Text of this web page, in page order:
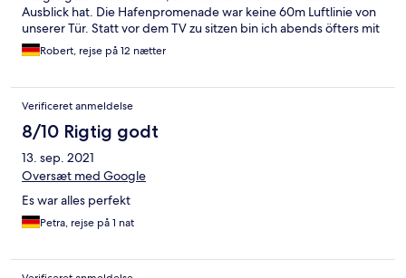
Ausblick hat. Die Hafenpromenade war keine 60m Luftlinie von
unserer Tür. Statt vor dem TV zu sitzen bin ich abends öfters mit
einem Glas Wein runter zum Wasser, hab auf eine Bank gesetzt
und den Ausblick aufs Meer genossen. Auch der Hotelpool war
vermisst haben war eine Waschmaschine und einen
Staubsauger. Die nächste Münzwäscherei, die wir gefunden
haben, war ca. 20 -25min zu Fuß weg. Das war etwas
umständlich und zeitaufwendig mit dem Hin- und
Herschleppen der Wäsche. Da wir knapp zwei Wochen da
waren wäre auch ein Staubsauger hilfreich gewesen um
Es gab zwar ein Kehrset, aber mit dem ging das aber nur recht
umständlich. Ansonsten waren wir mit der Unterkunft total
Robert, rejse på 12 nætter
Verificeret anmeldelse
8/10 Rigtig godt
13. sep. 2021
Oversæt med Google
Es war alles perfekt
Petra, rejse på 1 nat